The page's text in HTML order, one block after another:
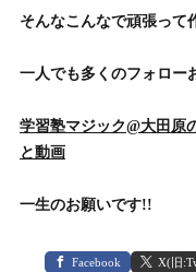
そんなこんなで頑張って
一人でも多くのフォロー
学習塾マジック@大田原
と動画
一生のお願いです!!
Facebook X(旧